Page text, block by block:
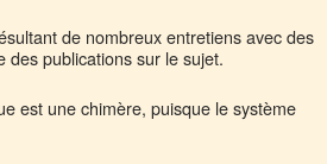
de nombreux entretiens avec des
des publications sur le sujet.
est une chimère, puisque le système